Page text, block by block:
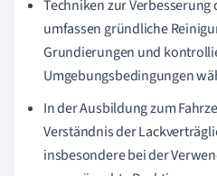
Techniken zur
umfassen gründliche
Grundierungen und
Umgebungsbedingungen
In der Ausbildung zum
Verständnis der
insbesondere bei der